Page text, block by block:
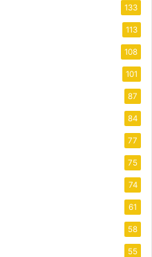
133
113
108
101
87
84
77
75
74
61
58
55